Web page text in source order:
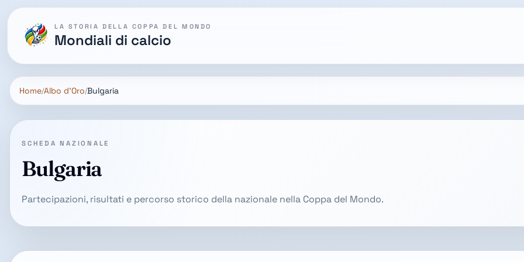
LA STORIA DELLA COPPA DEL MONDO
Mondiali di calcio
Home Albo d'Oro Bulgaria
SCHEDA NAZIONALE
Bulgaria
Partecipazioni, risultati e percorso storico della nazionale nella Coppa del Mondo.